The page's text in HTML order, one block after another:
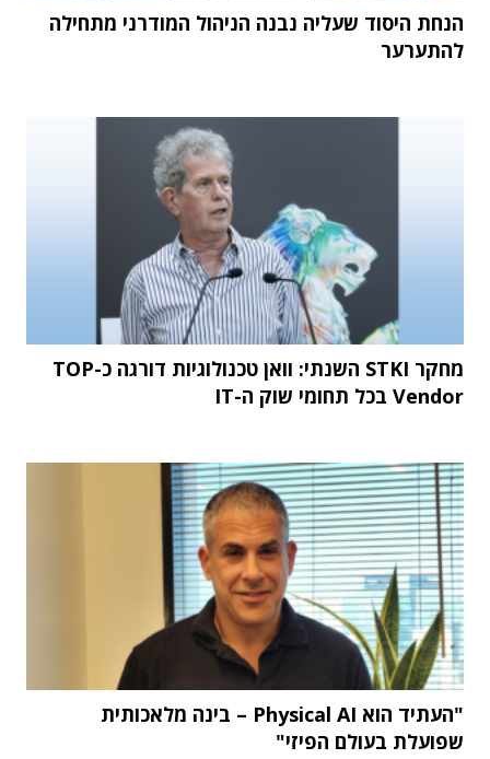
הנחת היסוד שעליה נבנה הניהול המודרני מתחילה
להתערער
מחקר STKI השנתי: וואן טכנולוגיות דורגה כ-TOP
Vendor בכל תחומי שוק ה-IT
"העתיד הוא Physical AI – בינה מלאכותית
שפועלת בעולם הפיזי"